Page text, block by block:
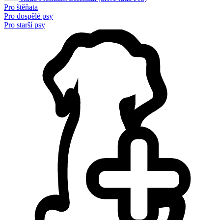
Pro štěňata
Pro dospělé psy
Pro starší psy